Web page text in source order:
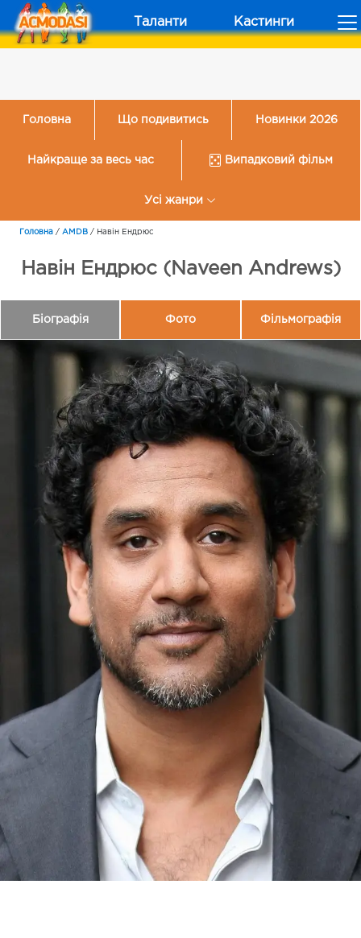
Таланти Кастинги
Головна Що подивитись Новинки 2026
Найкраще за весь час Випадковий фільм
Усі жанри
Головна / AMDB / Навін Ендрюс
Навін Ендрюс (Naveen Andrews)
Біографія Фото Фільмографія